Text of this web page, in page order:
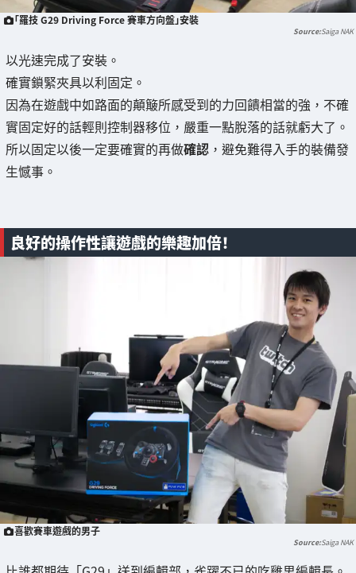
「羅技 G29 Driving Force 賽車方向盤」安裝
Saiga NAK
以光速完成了安裝。
確實鎖緊夾具以利固定。
因為在遊戲中如路面的顛簸所感受到的力回饋相當的強，不確
實固定好的話輕則控制器移位，嚴重一點脫落的話就虧大了。
所以固定以後一定要確實的再做確認 ，避免難得入手的裝備發
生憾事。
良好的操作性讓遊戲的樂趣加倍！
喜歡賽車遊戲的男子
Saiga NAK